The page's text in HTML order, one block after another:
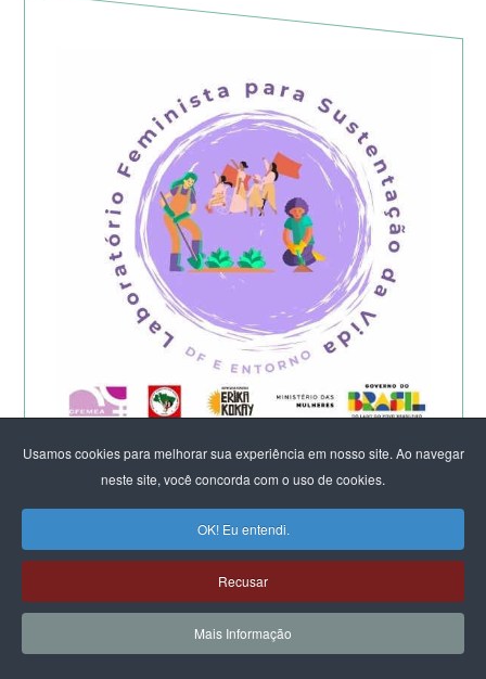
Usamos cookies para melhorar sua experiência em nosso site. Ao navegar
neste site, você concorda com o uso de cookies.
OK! Eu entendi.
Recusar
Mais Informação
Começa a etapa presencial do
Laboratório Feminista do DF e Entorno -
2026